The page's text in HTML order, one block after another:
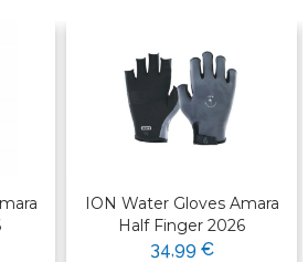
ION Water Gloves Amara
Half Finger 2026
34,99 €